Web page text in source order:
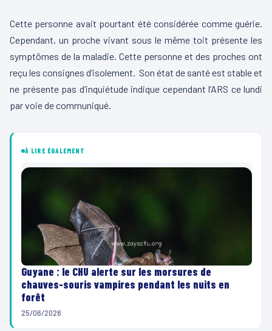
Cette personne avait pourtant été considérée comme guérie.
Cependant, un proche vivant sous le même toit présente les
symptômes de la maladie. Cette personne et des proches ont
reçu les consignes d’isolement. Son état de santé est stable et
ne présente pas d’inquiétude indique cependant l’ARS ce lundi
par voie de communiqué.
À LIRE ÉGALEMENT
Guyane : le CHU alerte sur les morsures de
chauves-souris vampires pendant les nuits en
forêt
25/06/2026